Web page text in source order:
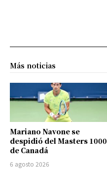
Más noticias
Mariano Navone se
despidió del Masters 1000
de Canadá
6 agosto 2026